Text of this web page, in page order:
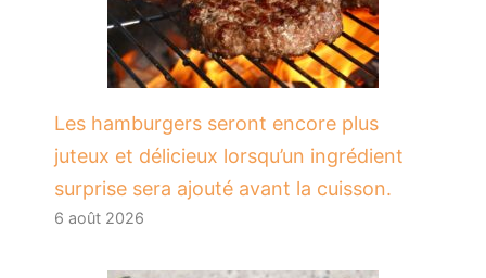
Les hamburgers seront encore plus
juteux et délicieux lorsqu’un ingrédient
surprise sera ajouté avant la cuisson.
6 août 2026